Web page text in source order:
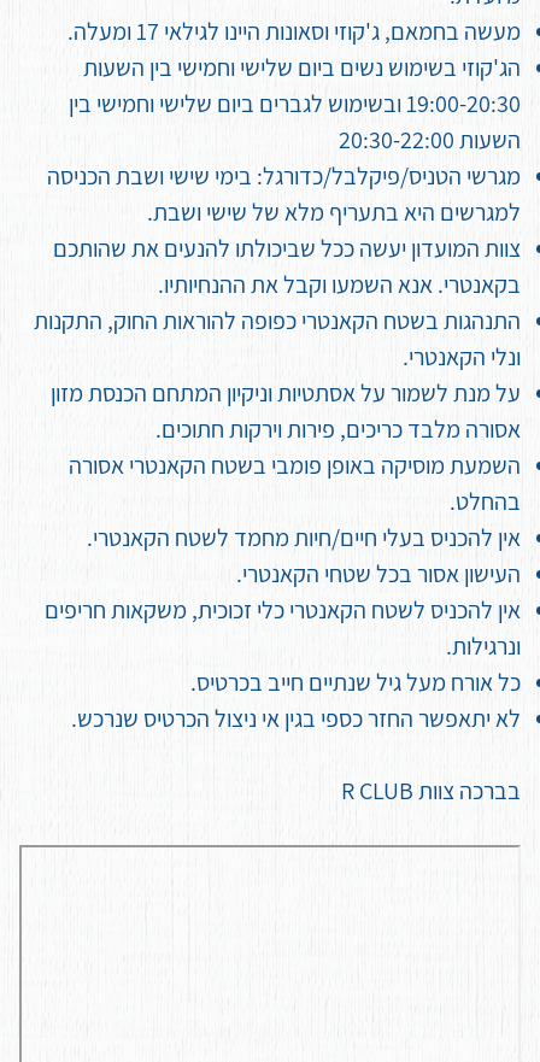
מעשה בחמאם, ג'קוזי וסאונות היינו לגילאי 17 ומעלה.
הג'קוזי בשימוש נשים ביום שלישי וחמישי בין השעות
19:00-20:30 ובשימוש לגברים ביום שלישי וחמישי בין
השעות 20:30-22:00
מגרשי הטניס/פיקלבל/כדורגל: בימי שישי ושבת הכניסה
למגרשים היא בתעריף מלא של שישי ושבת.
צוות המועדון יעשה ככל שביכולתו להנעים את שהותכם
בקאנטרי. אנא השמעו וקבל את ההנחיותיו.
התנהגות בשטח הקאנטרי כפופה להוראות החוק, התקנות
ונלי הקאנטרי.
על מנת לשמור על אסתטיות וניקיון המתחם הכנסת מזון
אסורה מלבד כריכים, פירות וירקות חתוכים.
השמעת מוסיקה באופן פומבי בשטח הקאנטרי אסורה
בהחלט.
אין להכניס בעלי חיים/חיות מחמד לשטח הקאנטרי.
העישון אסור בכל שטחי הקאנטרי.
אין להכניס לשטח הקאנטרי כלי זכוכית, משקאות חריפים
ונרגילות.
כל אורח מעל גיל שנתיים חייב בכרטיס.
לא יתאפשר החזר כספי בגין אי ניצול הכרטיס שנרכש.
בברכה צוות R CLUB